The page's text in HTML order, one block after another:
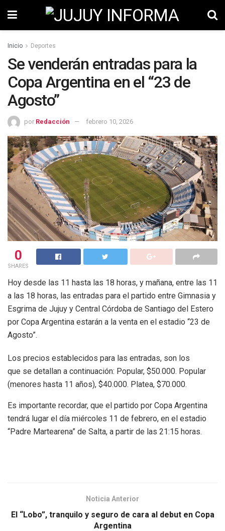
Inicio Deportes
Se venderán entradas para la
Copa Argentina en el “23 de
Agosto”
por Redacción febrero 10, 2026
0
SHARES
Hoy desde las 11 hasta las 18 horas, y mañana, entre las 11
a las 18 horas, las entradas para el partido entre Gimnasia y
Esgrima de Jujuy y Central Córdoba de Santiago del Estero
por Copa Argentina estarán a la venta en el estadio “23 de
Agosto”.
Los precios establecidos para las entradas, son los
que se detallan a continuación: Popular, $50.000. Popular
(menores hasta 11 años), $40.000. Platea, $70.000.
Es importante recordar, que el partido por Copa Argentina
tendrá lugar el día miércoles 11 de febrero, en el estadio
“Padre Martearena” de Salta, a partir de las 21:15 horas.
Noticia Anterior
El “Lobo”, tranquilo y seguro de cara al debut en Copa
Argentina